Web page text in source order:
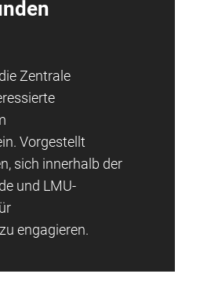
Zentrale
Vorgestellt
sich innerhalb der
und LMU-
engagieren.